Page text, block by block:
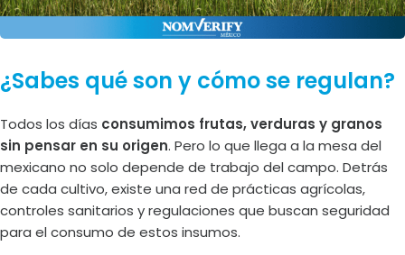
¿Sabes qué son y cómo se regulan?
Todos los días consumimos frutas, verduras y granos
sin pensar en su origen. Pero lo que llega a la mesa del
mexicano no solo depende de trabajo del campo. Detrás
de cada cultivo, existe una red de prácticas agrícolas,
controles sanitarios y regulaciones que buscan seguridad
para el consumo de estos insumos.